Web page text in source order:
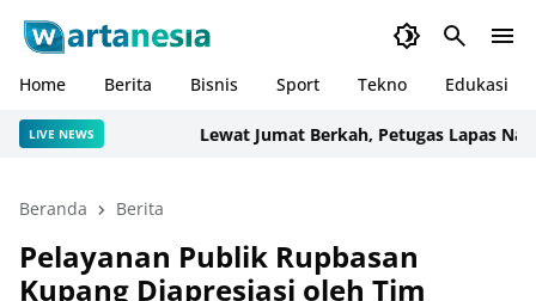
Home Berita Bisnis Sport Tekno Edukasi
LIVE NEWS Lewat Jumat Berkah, Petugas Lapas
Beranda Berita
Pelayanan Publik Rupbasan
Kupang Diapresiasi oleh Tim